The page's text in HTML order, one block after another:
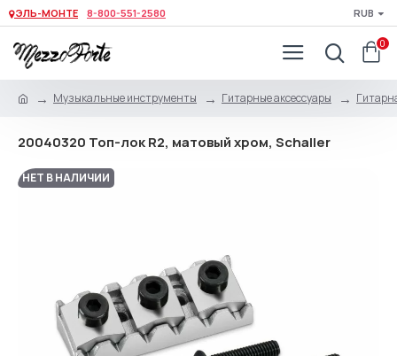
ЭЛЬ-МОНТЕ 8-800-551-2580 RUB
0
Музыкальные инструменты Гитарные аксессуары
20040320 Топ-лок R2, матовый хром, Schaller
НЕТ В НАЛИЧИИ